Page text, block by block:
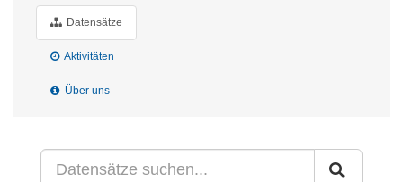
Datensätze
Aktivitäten
Über uns